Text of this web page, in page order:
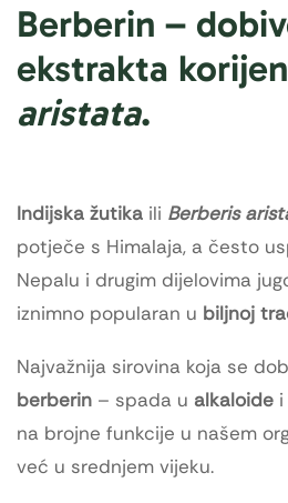
Berberin –
ekstrakta
aristata.
Indijska žutika ili Berberis
potječe s Himalaja, a često
Nepalu i drugim dijelovima
iznimno popularan u biljnoj
Najvažnija sirovina koja se
berberin – spada u alkaloide
na brojne funkcije u našem
već u srednjem vijeku.